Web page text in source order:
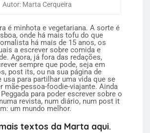
Autor: Marta Cerqueira
é minhota e vegetariana. A sorte é
onde há mais tofu do que
há mais de 15 anos, os
a escrever sobre comida e
Agora, já fora das redações,
sempre que pode, seja em
post its, ou na sua página de
usa para partilhar uma vida que se
mãe-pessoa-foodie-viajante. Ainda
para poder escrever sobre o
revista, num diário, num post it
um mundo melhor.
textos da Marta aqui.